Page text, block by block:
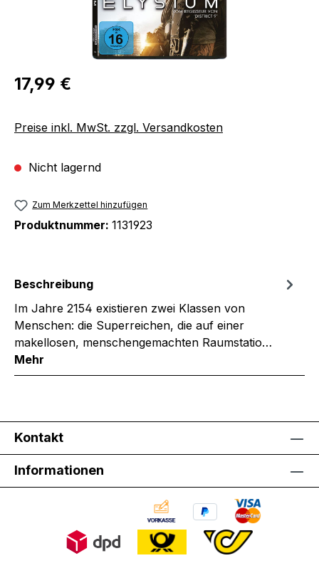
Regulärer Preis:
17,99 €
Preise inkl. MwSt. zzgl. Versandkosten
Nicht lagernd
Zum Merkzettel hinzufügen
Produktnummer: 1131923
Beschreibung
Im Jahre 2154 existieren zwei Klassen von
Menschen: die Superreichen, die auf einer
makellosen, menschengemachten Raumstatio…
Mehr
Kontakt
Informationen